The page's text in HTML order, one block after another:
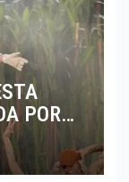
POR
LX